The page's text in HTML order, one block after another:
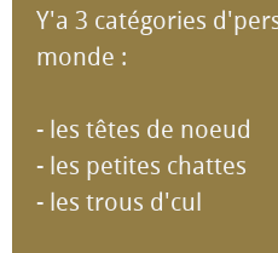
Y'a 3 catégories
monde :
- les têtes de noeud
- les petites chattes
- les trous d'cul